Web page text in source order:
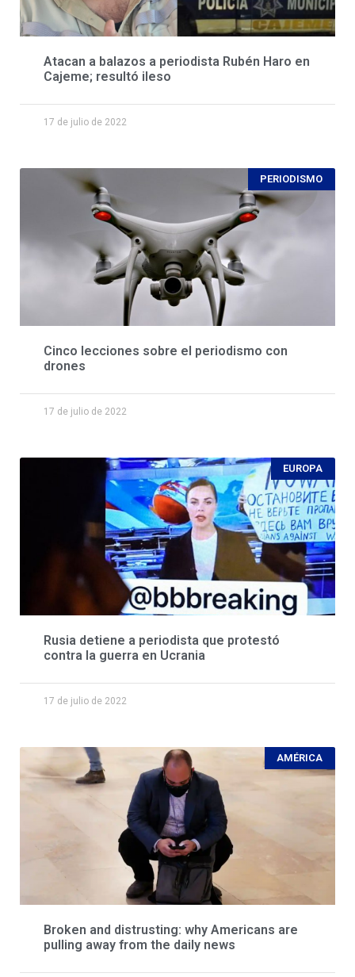
Atacan a balazos a periodista Rubén Haro en
Cajeme; resultó ileso
17 de julio de 2022
PERIODISMO
Cinco lecciones sobre el periodismo con
drones
17 de julio de 2022
EUROPA
Rusia detiene a periodista que protestó
contra la guerra en Ucrania
17 de julio de 2022
AMÉRICA
Broken and distrusting: why Americans are
pulling away from the daily news